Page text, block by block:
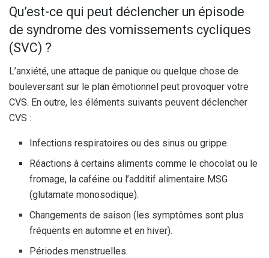
Qu’est-ce qui peut déclencher un épisode
de syndrome des vomissements cycliques
(SVC) ?
L’anxiété, une attaque de panique ou quelque chose de
bouleversant sur le plan émotionnel peut provoquer votre
CVS. En outre, les éléments suivants peuvent déclencher
CVS :
Infections respiratoires ou des sinus ou grippe.
Réactions à certains aliments comme le chocolat ou le
fromage, la caféine ou l’additif alimentaire MSG
(glutamate monosodique).
Changements de saison (les symptômes sont plus
fréquents en automne et en hiver).
Périodes menstruelles.